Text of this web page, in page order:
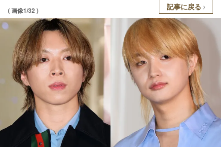
( 画像1/32 ) 記事に戻る